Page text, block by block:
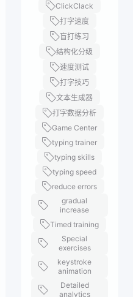
ClickClack
打字速度
盲打练习
结构化分级
速度测试
打字技巧
文本生成器
打字数据分析
Game Center
typing trainer
typing skills
typing speed
reduce errors
gradual
increase
Timed training
Special
exercises
keystroke
animation
Detailed
analytics